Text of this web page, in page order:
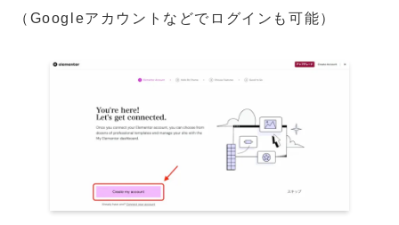
（Googleアカウントなどでログインも可能）